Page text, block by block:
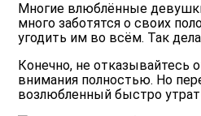
Многие влюблённые
много заботятся о своих
угодить им во всём. Так
Конечно, не отказывайтесь
внимания полностью. Но
возлюбленный быстро